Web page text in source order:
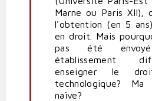
Marne ou Paris XII),
l'obtention (en 5
en droit. Mais
pas été
établissement
enseigner le
technologique?
naïve?